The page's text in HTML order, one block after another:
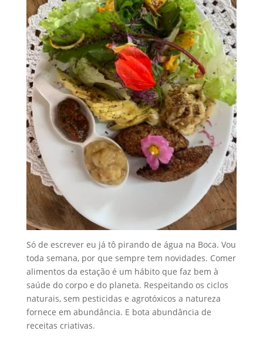
Só de escrever eu já tô pirando de água na Boca. Vou
toda semana, por que sempre tem novidades. Comer
alimentos da estação é um hábito que faz bem à
saúde do corpo e do planeta. Respeitando os ciclos
naturais, sem pesticidas e agrotóxicos a natureza
fornece em abundância. E bota abundância de
receitas criativas.